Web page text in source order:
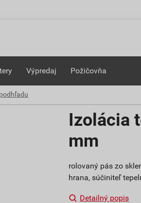
Výpredaj Požičovňa
Izolácia
mm
rolovaný pás zo
hrana, súčiniteľ
Detailný popis